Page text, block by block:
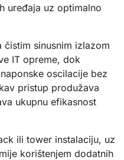
uređaja uz optimalno
čistim sinusnim izlazom
IT opreme, dok
oscilacije bez
pristup produžava
ukupnu efikasnost
ili tower instalaciju, uz
korištenjem dodatnih